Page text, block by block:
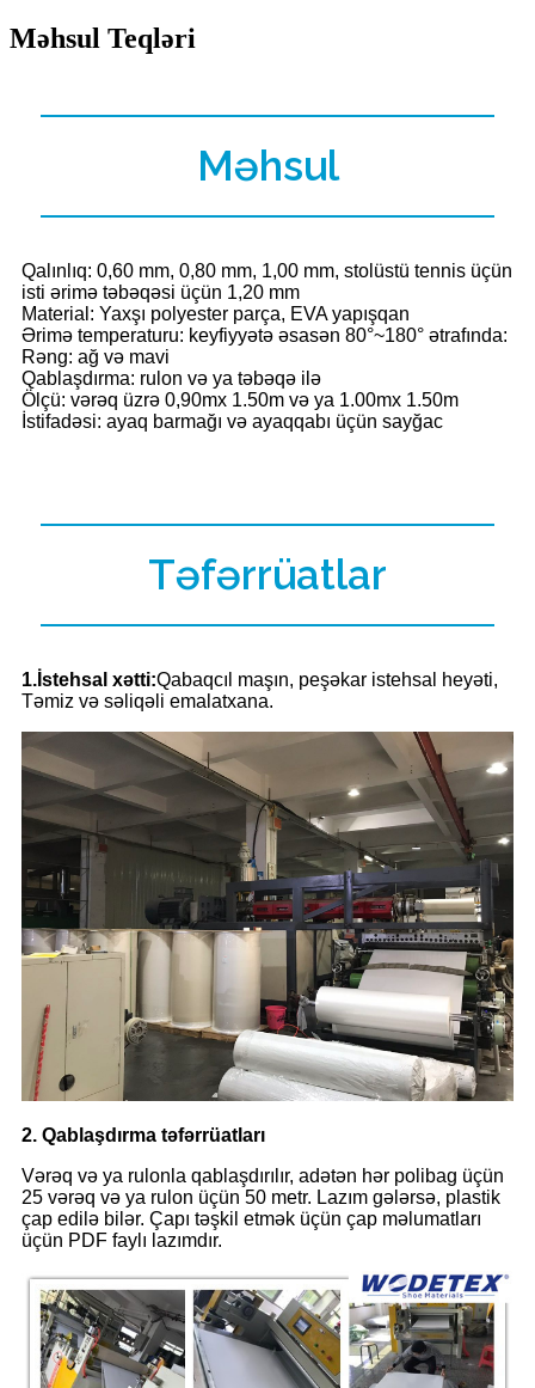
Məhsul Teqləri
Məhsul
Qalınlıq: 0,60 mm, 0,80 mm, 1,00 mm, stolüstü tennis üçün
isti ərimə təbəqəsi üçün 1,20 mm
Material: Yaxşı polyester parça, EVA yapışqan
Ərimə temperaturu: keyfiyyətə əsasən 80°~180° ətrafında:
Rəng: ağ və mavi
Qablaşdırma: rulon və ya təbəqə ilə
Ölçü: vərəq üzrə 0,90mx 1.50m və ya 1.00mx 1.50m
İstifadəsi: ayaq barmağı və ayaqqabı üçün sayğac
Təfərrüatlar
1.İstehsal xətti:Qabaqcıl maşın, peşəkar istehsal heyəti,
Təmiz və səliqəli emalatxana.
2. Qablaşdırma təfərrüatları
Vərəq və ya rulonla qablaşdırılır, adətən hər polibag üçün
25 vərəq və ya rulon üçün 50 metr. Lazım gələrsə, plastik
çap edilə bilər. Çapı təşkil etmək üçün çap məlumatları
üçün PDF faylı lazımdır.